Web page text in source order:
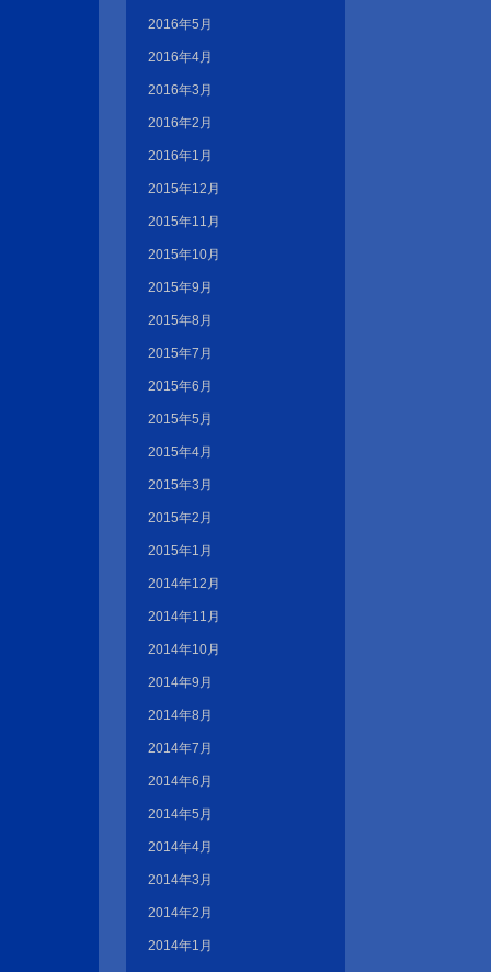
2016年5月
2016年4月
2016年3月
2016年2月
2016年1月
2015年12月
2015年11月
2015年10月
2015年9月
2015年8月
2015年7月
2015年6月
2015年5月
2015年4月
2015年3月
2015年2月
2015年1月
2014年12月
2014年11月
2014年10月
2014年9月
2014年8月
2014年7月
2014年6月
2014年5月
2014年4月
2014年3月
2014年2月
2014年1月